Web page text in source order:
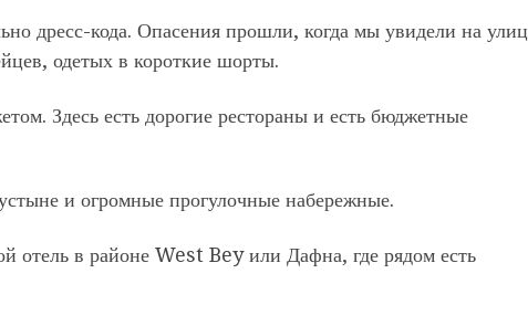
дресс-кода. Опасения прошли, когда мы увидели на
одетых в короткие шорты.
Здесь есть дорогие рестораны и есть бюджетные
и огромные прогулочные набережные.
отель в районе West Bey или Дафна, где рядом есть